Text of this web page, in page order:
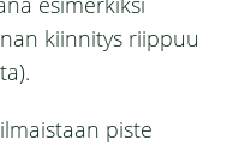
kiinnitys riippuu
piste